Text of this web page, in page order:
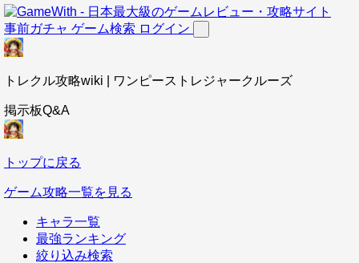
事前ガチャ ゲーム検索 ログイン
トレクル攻略wiki | ワンピーストレジャークルーズ
掲示板Q&A
トップに戻る
ゲーム攻略一覧を見る
キャラ一覧
最強ランキング
絞り込み検索